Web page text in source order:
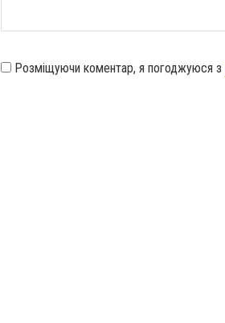
Розміщуючи коментар, я погоджуюся з